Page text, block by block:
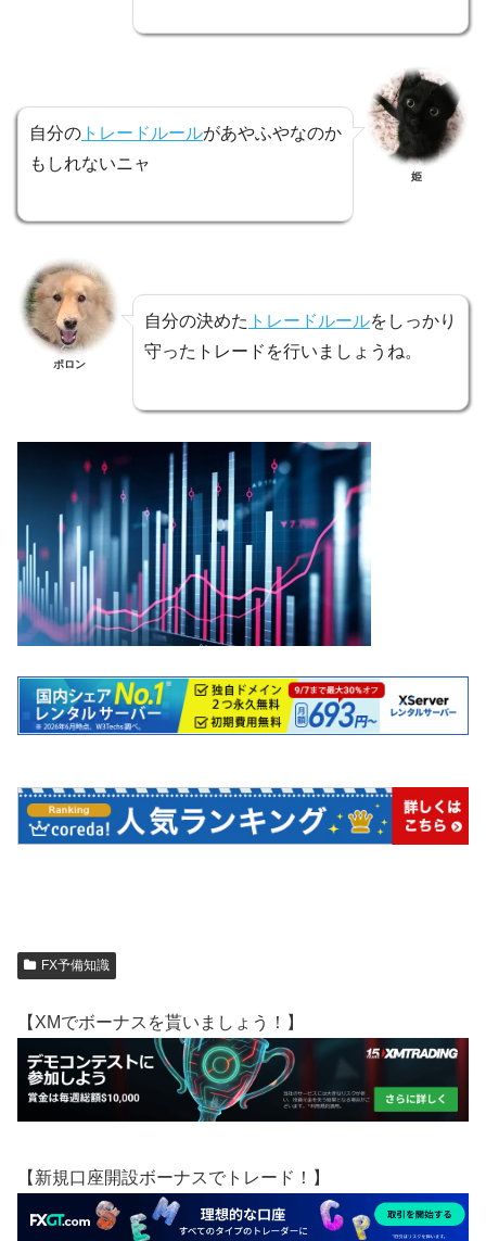
自分の トレードルールがあやふやなのか
もしれないニャ
姫
ポロン
自分の決めた トレードルールをしっかり
守ったトレードを行いましょうね。
FX予備知識
【XMでボーナスを貰いましょう！】
【新規口座開設ボーナスでトレード！】